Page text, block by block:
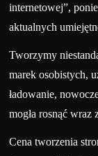
internetowej”,
aktualnych
Tworzymy
marek osobistych,
ładowanie,
mogła rosnąć wraz
Cena tworzenia